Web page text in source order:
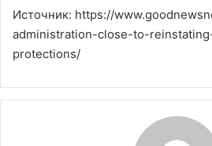
Источник: https://
administration-close-to-
protections/